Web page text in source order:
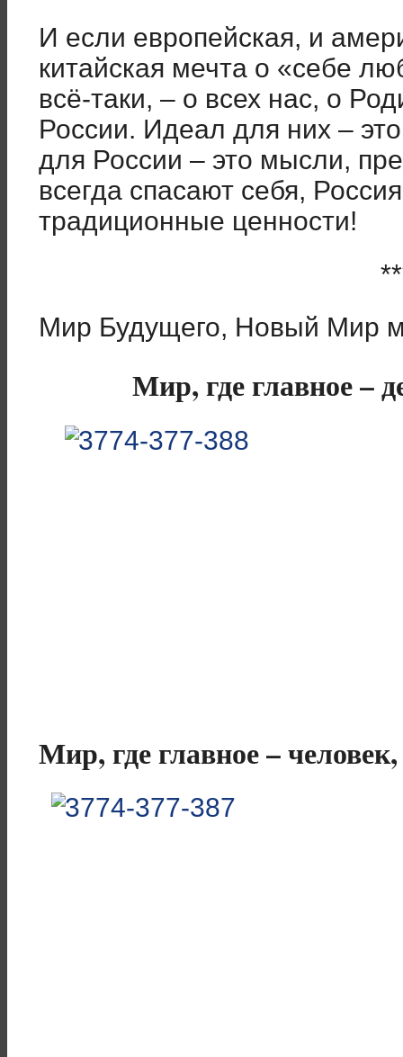
И если европейская, и
китайская мечта о «себе
всё-таки, – о всех нас, о
России. Идеал для них –
для России – это мысли,
всегда спасают себя,
традиционные ценности!
Мир Будущего, Новый Мир
Мир, где главное –
Мир, где главное –